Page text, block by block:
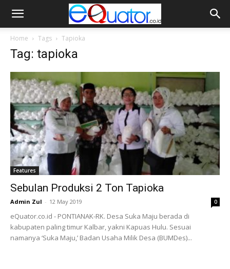
Home Tags Tapioka
Tag: tapioka
Features
Sebulan Produksi 2 Ton Tapioka
Admin Zul - 12 May 2019 0
eQuator.co.id - PONTIANAK-RK. Desa Suka Maju berada di
kabupaten paling timur Kalbar, yakni Kapuas Hulu. Sesuai
namanya ‘Suka Maju,’ Badan Usaha Milik Desa (BUMDes)...